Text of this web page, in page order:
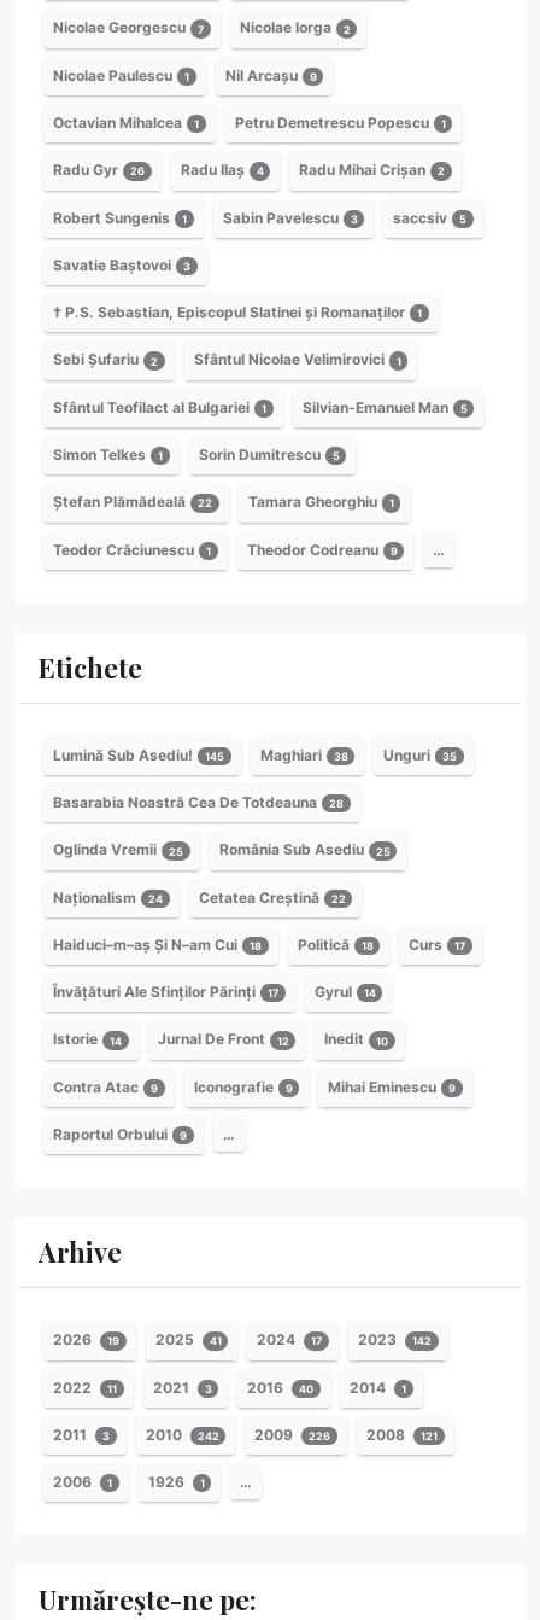
Nicolae Georgescu 7 Nicolae Iorga 2
Nicolae Paulescu 1 Nil Arcașu 9
Octavian Mihalcea 1 Petru Demetrescu Popescu 1
Radu Gyr 26 Radu Ilaș 4 Radu Mihai Crișan 2
Robert Sungenis 1 Sabin Pavelescu 3 saccsiv 5
Savatie Baștovoi 3
† P.S. Sebastian, Episcopul Slatinei și Romanaților 1
Sebi Șufariu 2 Sfântul Nicolae Velimirovici 1
Sfântul Teofilact al Bulgariei 1 Silvian-Emanuel Man 5
Simon Telkes 1 Sorin Dumitrescu 5
Ștefan Plămădeală 22 Tamara Gheorghiu 1
Teodor Crăciunescu 1 Theodor Codreanu 9 …
Etichete
Lumină Sub Asediu! 145 Maghiari 38 Unguri 35
Basarabia Noastră Cea De Totdeauna 28
Oglinda Vremii 25 România Sub Asediu 25
Naționalism 24 Cetatea Creștină 22
Haiduci–m–aș Și N–am Cui 18 Politică 18 Curs 17
Învățături Ale Sfinților Părinți 17 Gyrul 14
Istorie 14 Jurnal De Front 12 Inedit 10
Contra Atac 9 Iconografie 9 Mihai Eminescu 9
Raportul Orbului 9 …
Arhive
2026 19 2025 41 2024 17 2023 142
2022 11 2021 3 2016 40 2014 1
2011 3 2010 242 2009 226 2008 121
2006 1 1926 1 …
Urmărește-ne pe: